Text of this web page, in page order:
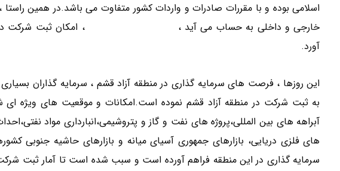
اسلامی بوده و با مقررات صادرات و واردات کشور متفاوت می باشد.در همین
خارجی و داخلی به حساب می آید ،
، امکان ثبت شرکت
آورد.
این روزها ، فرصت های سرمایه گذاری در منطقه آزاد قشم ، سرمایه گذاران
به ثبت شرکت در منطقه آزاد قشم نموده است.امکانات و موقعیت های ویژه
آبراهه های بین المللی،پروژه های نفت و گاز و پتروشیمی،انبارداری مواد
های فلزی دریایی، بازارهای جمهوری آسیای میانه و بازارهای حاشیه جنوبی
سرمایه گذاری در این منطقه فراهم آورده است و سبب شده است تا آمار ثبت